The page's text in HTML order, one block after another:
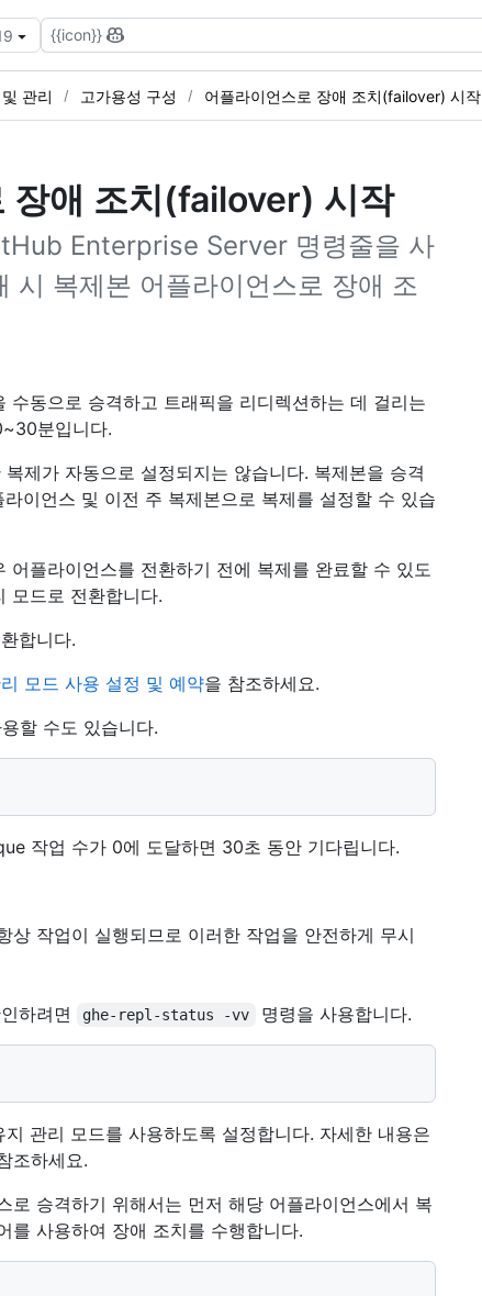
{{icon}}
관리 고가용성 구성 어플라이언스로 장애 조치(failover) 시작
장애 조치(failover) 시작
Enterprise Server 명령줄을 사
시 복제본 어플라이언스로 장애 조
동으로 승격하고 트래픽을 리디렉션하는 데 걸리는
분입니다.
제가 자동으로 설정되지는 않습니다. 복제본을 승격
이언스 및 이전 주 복제본으로 복제를 설정할 수 있습
어플라이언스를 전환하기 전에 복제를 완료할 수 있도
모드로 전환합니다.
합니다.
모드 사용 설정 및 예약을 참조하세요.
할 수도 있습니다.
작업 수가 0에 도달하면 30초 동안 기다립니다.
상 작업이 실행되므로 이러한 작업을 안전하게 무시
하려면 ghe-repl-status -vv 명령을 사용합니다.
관리 모드를 사용하도록 설정합니다. 자세한 내용은
조하세요.
로 승격하기 위해서는 먼저 해당 어플라이언스에서 복
를 사용하여 장애 조치를 수행합니다.